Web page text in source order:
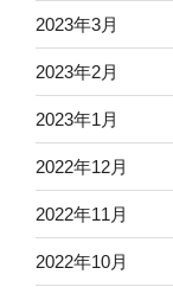
2023年3月
2023年2月
2023年1月
2022年12月
2022年11月
2022年10月